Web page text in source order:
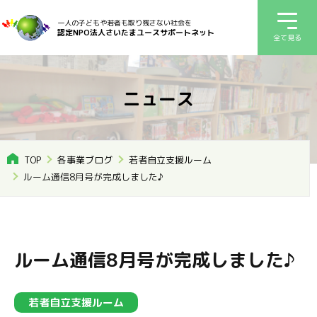
一人の子どもや若者も取り残さない社会を
認定NPO法人さいたまユースサポートネット 全て見る
ニュース
TOP 各事業ブログ
若者自立支援ルーム
ルーム通信8月号が完成しました♪
ルーム通信8月号が完成しました♪
若者自立支援ルーム